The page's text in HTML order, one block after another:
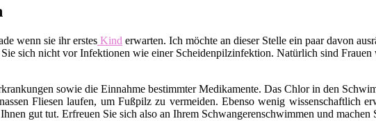
wenn sie ihr erstes Kind erwarten. Ich möchte an dieser Stelle ein paar davon
sich nicht vor Infektionen wie einer Scheidenpilzinfektion. Natürlich sind Frauen
sowie die Einnahme bestimmter Medikamente. Das Chlor in den
Fliesen laufen, um Fußpilz zu vermeiden. Ebenso wenig wissenschaftlich
gut tut. Erfreuen Sie sich also an Ihrem Schwangerenschwimmen und machen